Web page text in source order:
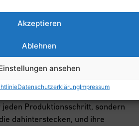
Akzeptieren
Ablehnen
ansehen
DatenschutzerklärungImpressum
Stellen, Legen. Wir
im In- und Ausland und
Produktzyklus und die
Vorstellungen steuern:
in Süddeutschland, Montage
Mitarbeiter:innen der Remstal
Produktionsschritt, sondern
dahinterstecken, und ihre